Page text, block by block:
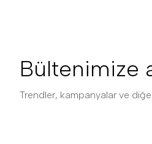
Bültenimize
Trendler, kampanyalar ve